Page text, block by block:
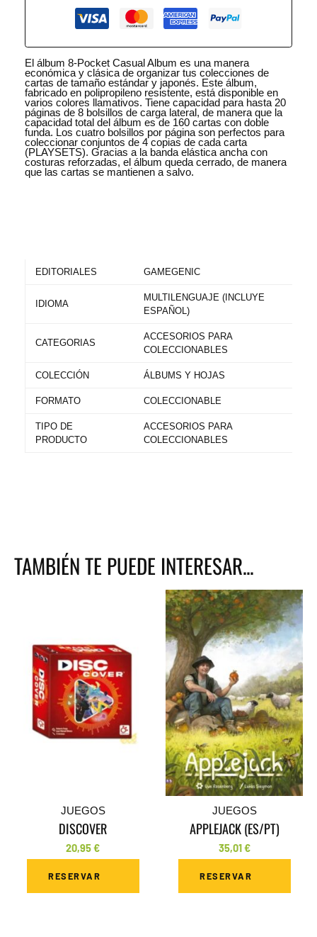
El álbum 8-Pocket Casual Album es una manera
económica y clásica de organizar tus colecciones de
cartas de tamaño estándar y japonés. Este álbum,
fabricado en polipropileno resistente, está disponible en
varios colores llamativos. Tiene capacidad para hasta 20
páginas de 8 bolsillos de carga lateral, de manera que la
capacidad total del álbum es de 160 cartas con doble
funda. Los cuatro bolsillos por página son perfectos para
coleccionar conjuntos de 4 copias de cada carta
(PLAYSETS). Gracias a la banda elástica ancha con
costuras reforzadas, el álbum queda cerrado, de manera
que las cartas se mantienen a salvo.
EDITORIALES GAMEGENIC
IDIOMA
MULTILENGUAJE (INCLUYE
ESPAÑOL)
CATEGORIAS
ACCESORIOS PARA
COLECCIONABLES
COLECCIÓN ÁLBUMS Y HOJAS
FORMATO COLECCIONABLE
TIPO DE
PRODUCTO
ACCESORIOS PARA
COLECCIONABLES
TAMBIÉN TE PUEDE INTERESAR...
JUEGOS
DISCOVER
20,95€
RESERVAR
JUEGOS
APPLEJACK (ES/PT)
35,01€
RESERVAR